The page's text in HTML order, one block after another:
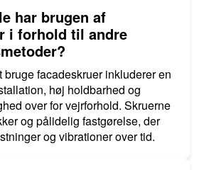
har brugen af
i forhold til andre
bruge facadeskruer inkluderer en
høj holdbarhed og
over for vejrforhold. Skruerne
og pålidelig fastgørelse, der
og vibrationer over tid.